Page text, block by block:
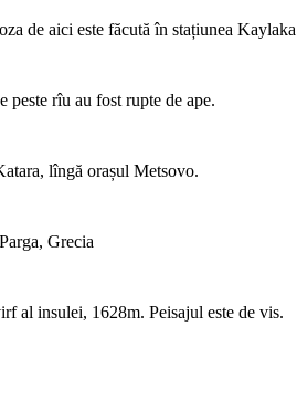
de aici este făcută în stațiunea
peste rîu au fost rupte de ape.
lîngă orașul Metsovo.
Grecia
al insulei, 1628m. Peisajul este de vis.